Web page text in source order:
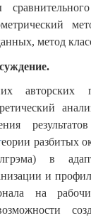
метод
авторских
еории разбитых
в
и
на